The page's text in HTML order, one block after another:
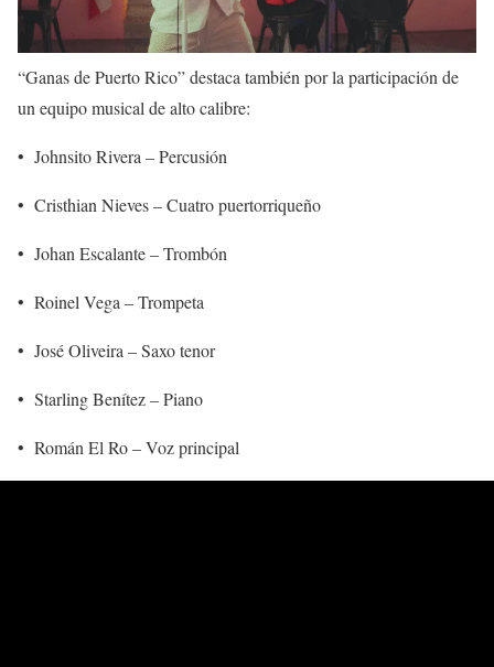
“Ganas de Puerto Rico” destaca también por la participación de
un equipo musical de alto calibre:
• Johnsito Rivera – Percusión
• Cristhian Nieves – Cuatro puertorriqueño
• Johan Escalante – Trombón
• Roinel Vega – Trompeta
• José Oliveira – Saxo tenor
• Starling Benítez – Piano
• Román El Ro – Voz principal